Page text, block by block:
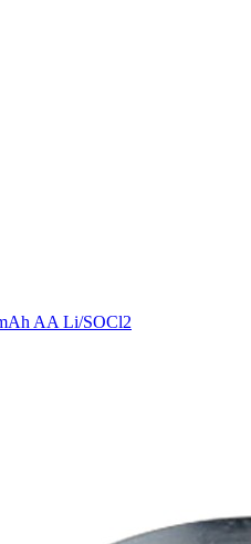
AA Li/SOCl2